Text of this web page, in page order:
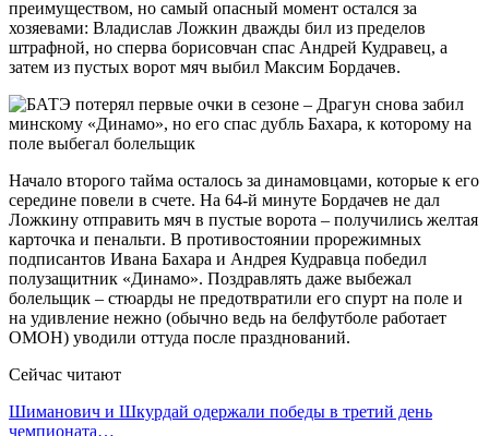
преимуществом, но самый опасный момент остался за
хозяевами: Владислав Ложкин дважды бил из пределов
штрафной, но сперва борисовчан спас Андрей Кудравец, а
затем из пустых ворот мяч выбил Максим Бордачев.
Начало второго тайма осталось за динамовцами, которые к его
середине повели в счете. На 64-й минуте Бордачев не дал
Ложкину отправить мяч в пустые ворота – получились желтая
карточка и пенальти. В противостоянии прорежимных
подписантов Ивана Бахара и Андрея Кудравца победил
полузащитник «Динамо». Поздравлять даже выбежал
болельщик – стюарды не предотвратили его спурт на поле и
на удивление нежно (обычно ведь на белфутболе работает
ОМОН) уводили оттуда после празднований.
Сейчас читают
Шиманович и Шкурдай одержали победы в третий день
чемпионата…